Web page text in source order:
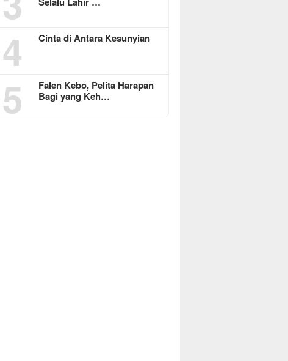
4 Cinta di Antara Kesunyian
5
Falen Kebo, Pelita Harapan
Bagi yang Keh…